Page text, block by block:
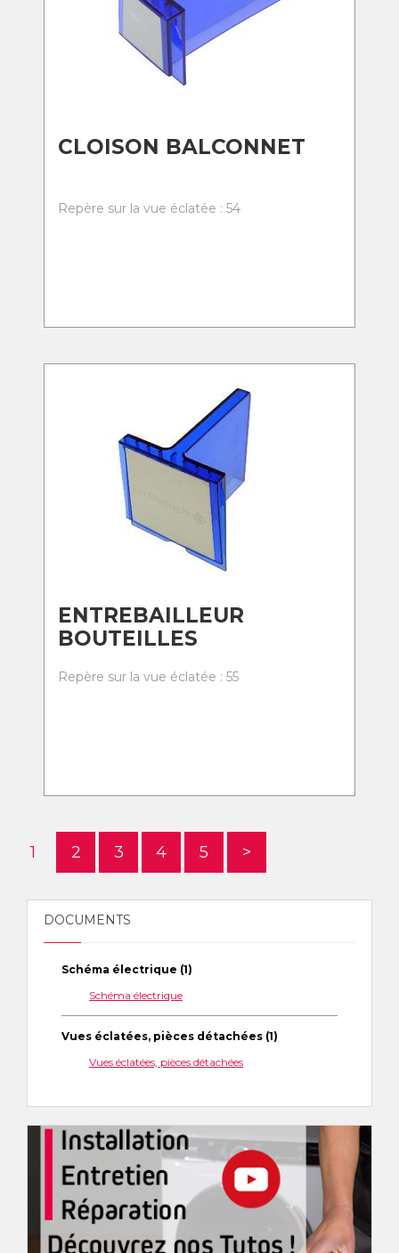
CLOISON BALCONNET
Repère sur la vue éclatée : 54
ENTREBAILLEUR
BOUTEILLES
Repère sur la vue éclatée : 55
1 2 3 4 5 >
DOCUMENTS
Schéma électrique (1)
Schéma électrique
Vues éclatées, pièces détachées (1)
Vues éclatées, pièces détachées